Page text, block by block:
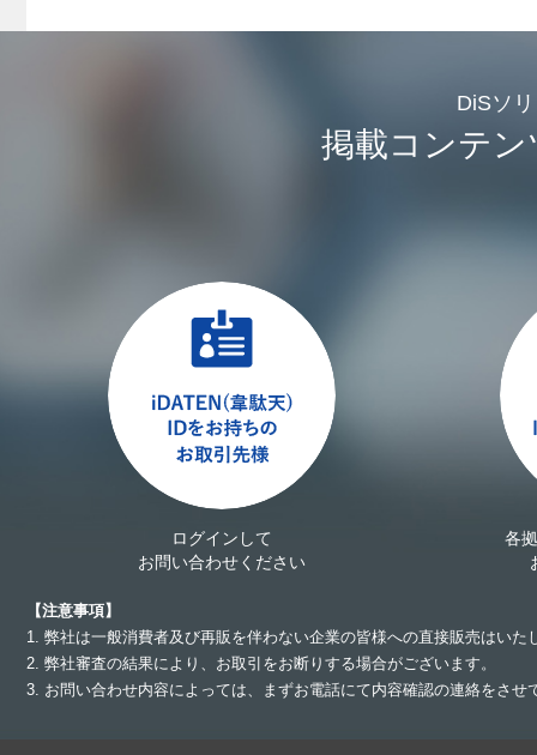
DiSソ
掲載コンテ
ログインして
お問い合わせください
各
【注意事項】
1. 弊社は一般消費者及び再販を伴わない企業の皆様への直接販売はいた
2. 弊社審査の結果により、お取引をお断りする場合がございます。
3. お問い合わせ内容によっては、まずお電話にて内容確認の連絡をさ